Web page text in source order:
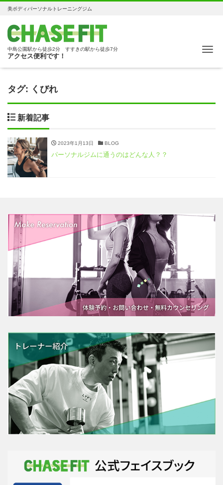
美ボディパーソナルトレーニングジム
中島公園駅から徒歩2分 すすきの駅から徒歩7分
アクセス便利です！
タグ: くびれ
新着記事
2023年1月13日 BLOG
パーソナルジムに通うのはどんな人？？